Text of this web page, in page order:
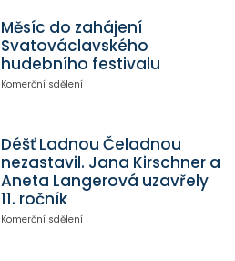
Měsíc do zahájení
Svatováclavského
hudebního festivalu
Komerční sdělení
Déšť Ladnou Čeladnou
nezastavil. Jana Kirschner a
Aneta Langerová uzavřely
11. ročník
Komerční sdělení